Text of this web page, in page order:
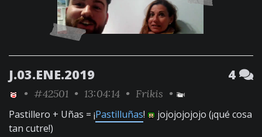
J.03.ENE.2019 4
• #42501 • 13:04:14 • Frikis •
Pastillero + Uñas = ¡Pastilluñas!
jojojojojojo (¡qué cosa
tan cutre!)